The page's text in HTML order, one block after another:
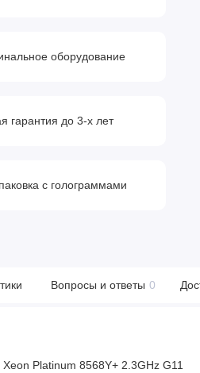
оборудование
гарантия до 3-х лет
с голограммами
Вопросы и ответы 0
Platinum 8568Y+ 2.3GHz G11